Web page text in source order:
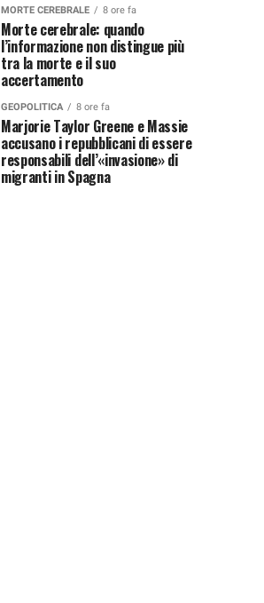
MORTE CEREBRALE 8 ore fa
Morte cerebrale: quando
l’informazione non distingue più
tra la morte e il suo
accertamento
GEOPOLITICA 8 ore fa
Marjorie Taylor Greene e Massie
accusano i repubblicani di essere
responsabili dell’«invasione» di
migranti in Spagna